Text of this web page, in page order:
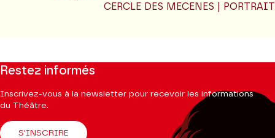
CERCLE DES MECENES | PORTRAIT
Restez informés
Inscrivez-vous à la newsletter pour recevoir les informations
du Théâtre.
S'INSCRIRE